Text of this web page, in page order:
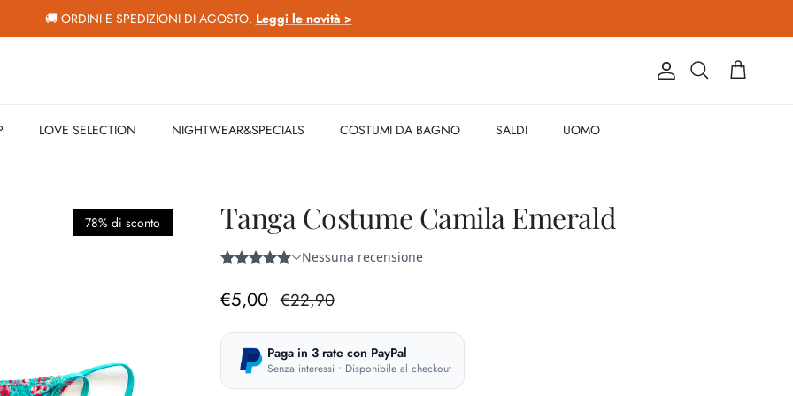
🚚 ORDINI E SPEDIZIONI DI AGOSTO. Leggi le novità >
AccountCerca Carrello
LOVE SELECTION NIGHTWEAR&SPECIALS COSTUMI DA BAGNO SALDI UOMO
78% di sconto Tanga Costume Camila Emerald
Prezzo di vendita
€5,00 €22,90
Paga in 3 rate con PayPal
Senza interessi • Disponibile al checkout